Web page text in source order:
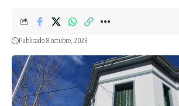
Publicado 8 octubre, 2023